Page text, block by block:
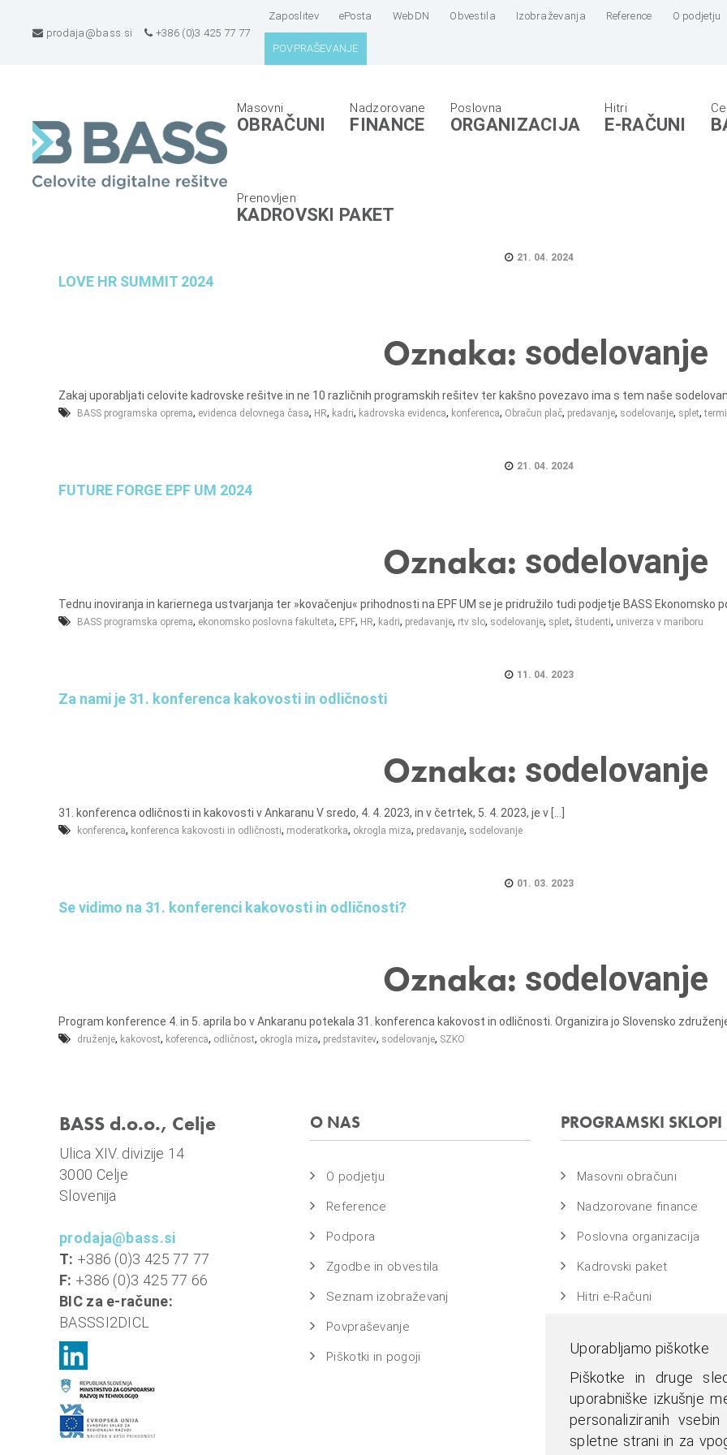
Uporabljamo piškotke
Piškotke in druge
uporabniške izkušnje
personaliziranih
spletne strani in za
prodaja@bass.si +386 (0)3 425 77 77
Zaposlitev ePosta WebDN Obvestila Izobraževanja Reference O podjetju
POVPRAŠEVANJE
B
A
d
.
l
j
E
R
i
s
a
s
i
č
u
o
l
o
i
e
OBRAČUNI FINANCE ORGANIZACIJA E-RAČUNI
KADROVSKI PAKET
21. 04. 2024
LOVE HR SUMMIT 2024
Oznaka: sodelovanje
Zakaj uporabljati celovite kadrovske rešitve in ne 10 različnih programskih rešitev ter kakšno povezavo ima s tem naše
BASS programska oprema, evidenca delovnega časa, HR, kadri, kadrovska evidenca, konferenca, Obračun plač, predavanje, sodelovanje, splet,
21. 04. 2024
FUTURE FORGE EPF UM 2024
Oznaka: sodelovanje
Tednu inoviranja in kariernega ustvarjanja ter »kovačenju« prihodnosti na EPF UM se je pridružilo tudi podjetje BASS Ekonomsko
BASS programska oprema, ekonomsko poslovna fakulteta, EPF, HR, kadri, predavanje, rtv slo, sodelovanje, splet, študenti, univerza v mariboru
11. 04. 2023
Za nami je 31. konferenca kakovosti in odličnosti
Oznaka: sodelovanje
31. konferenca odličnosti in kakovosti v Ankaranu V sredo, 4. 4. 2023, in v četrtek, 5. 4. 2023, je v [...]
konferenca, konferenca kakovosti in odličnosti, moderatkorka, okrogla miza, predavanje, sodelovanje
01. 03. 2023
Se vidimo na 31. konferenci kakovosti in odličnosti?
Oznaka: sodelovanje
Program konference 4. in 5. aprila bo v Ankaranu potekala 31. konferenca kakovost in odličnosti. Organizira jo Slovensko združenje
druženje, kakovost, koferenca, odličnost, okrogla miza, predstavitev, sodelovanje, SZKO
BASS d.o.o., Celje
Ulica XIV. divizije 14
3000 Celje
Slovenija
prodaja@bass.si
T: +386 (0)3 425 77 77
F: +386 (0)3 425 77 66
BIC za e-račune:
BASSSI2DICL
O NAS
O podjetju
Reference
Podpora
Zgodbe in obvestila
Seznam izobraževanj
Povpraševanje
Piškotki in pogoji
PROGRAMSKI SKLOPI
Masovni obračuni
Nadzorovane finance
Poslovna organizacija
Kadrovski paket
Hitri e-Računi